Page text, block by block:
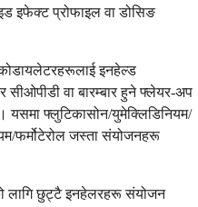
इफेक्ट प्रोफाइल वा डोसिङ
इनहेल्ड
सीओपीडी वा बारम्बार हुने फ्लेयर-अप
यसमा फ्लुटिकासोन/युमेक्लिडिनियम/
फर्मोटेरोल जस्ता संयोजनहरू
लागि छुट्टै इनहेलरहरू संयोजन